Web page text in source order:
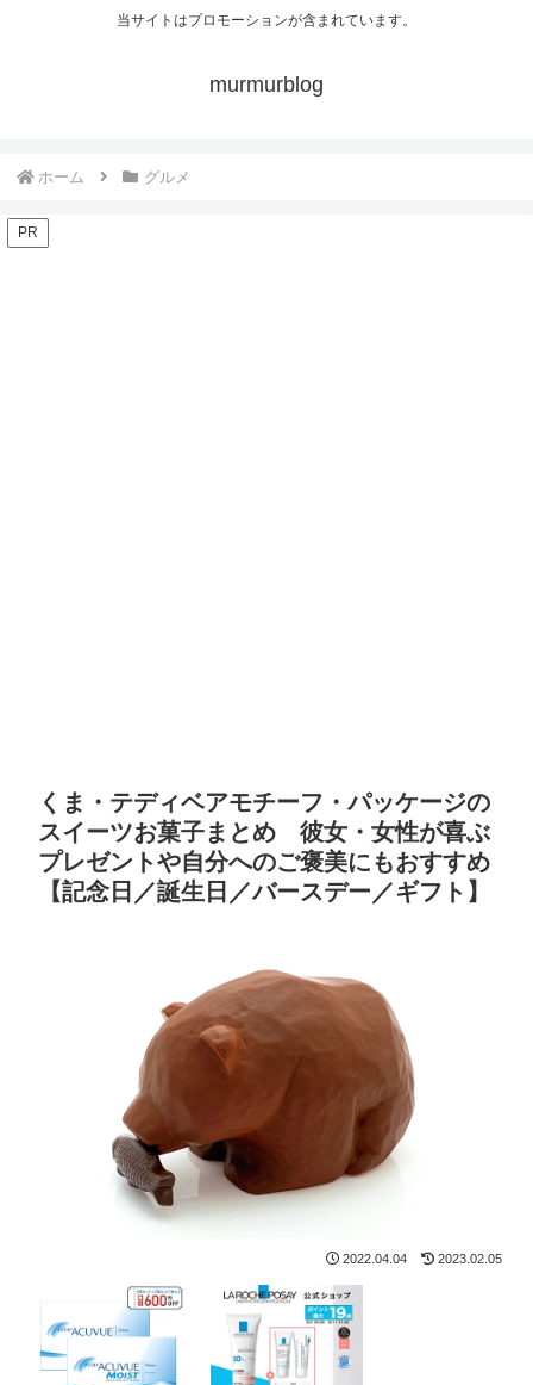
当サイトはプロモーションが含まれています。
murmurblog
ホーム グルメ
PR
くま・テディベアモチーフ・パッケージの
スイーツお菓子まとめ 彼女・女性が喜ぶ
プレゼントや自分へのご褒美にもおすすめ
【記念日／誕生日／バースデー／ギフト】
2022.04.04 2023.02.05